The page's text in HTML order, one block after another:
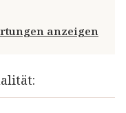
anzeigen